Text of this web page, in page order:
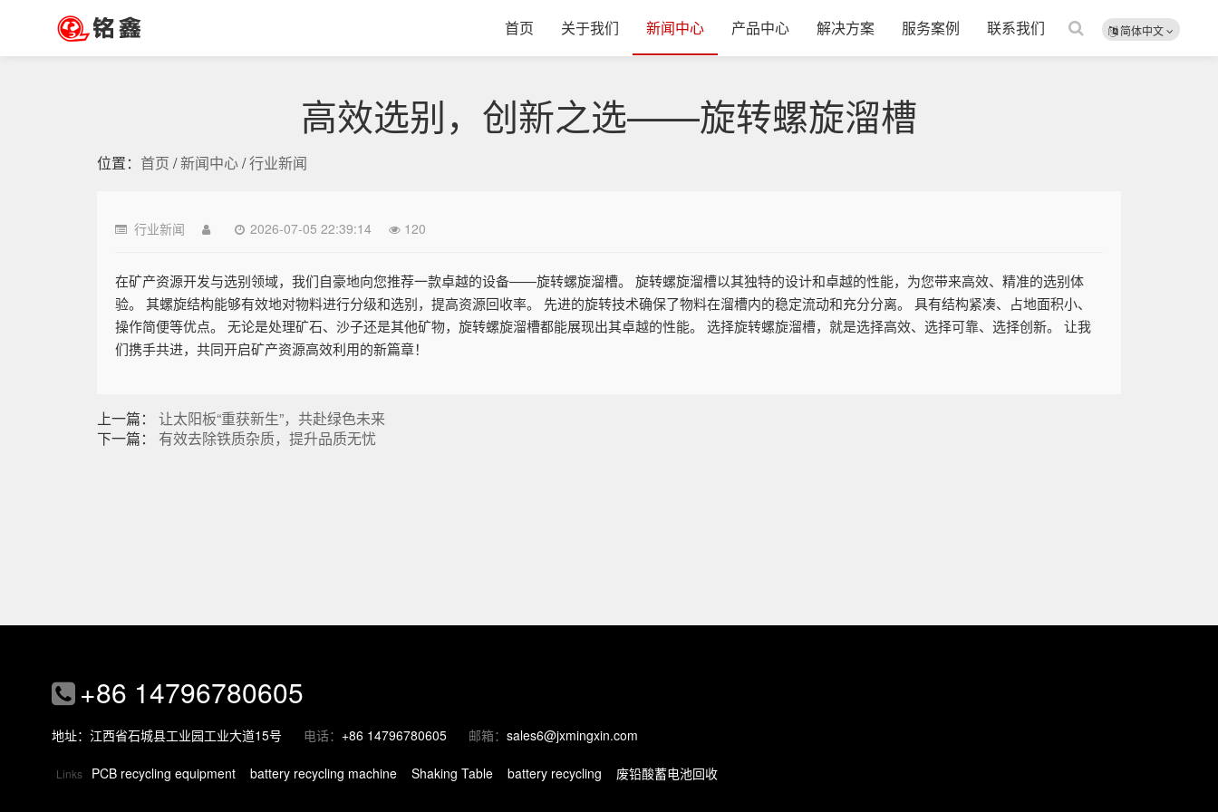
简体中文
首页 关于我们 新闻中心 产品中心 解决方案 服务案例 联系我们
高效选别，创新之选——旋转螺旋溜槽
位置： 首页 /新闻中心/行业新闻
行业新闻 2026-07-05 22:39:14 120
在矿产资源开发与选别领域，我们自豪地向您推荐一款卓越的设备——旋转螺旋溜槽。 旋转螺旋溜槽以其独特的设计和卓越的性能，为您带来高效、精准的选别体
验。 其螺旋结构能够有效地对物料进行分级和选别，提高资源回收率。 先进的旋转技术确保了物料在溜槽内的稳定流动和充分分离。 具有结构紧凑、占地面积小、
操作简便等优点。 无论是处理矿石、沙子还是其他矿物，旋转螺旋溜槽都能展现出其卓越的性能。 选择旋转螺旋溜槽，就是选择高效、选择可靠、选择创新。 让我
们携手共进，共同开启矿产资源高效利用的新篇章！
上一篇： 让太阳板“重获新生”，共赴绿色未来
下一篇： 有效去除铁质杂质，提升品质无忧
+86 14796780605
地址：江西省石城县工业园工业大道15号 电话： +86 14796780605 邮箱： sales6@jxmingxin.com
Links PCB recycling equipment battery recycling machine Shaking Table battery recycling 废铅酸蓄电池回收